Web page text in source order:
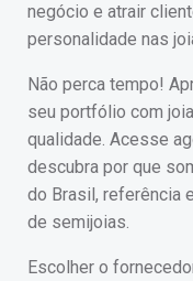
negócio e atrair
personalidade nas
Não perca tempo!
seu portfólio com
qualidade. Acesse
descubra por que
do Brasil, referência
de semijoias.
Escolher o